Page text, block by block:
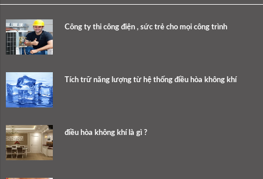
Công ty thi công điện , sức trẻ cho mọi công trình
Tích trữ năng lượng từ hệ thống điều hòa không khí
điều hòa không khí là gì ?